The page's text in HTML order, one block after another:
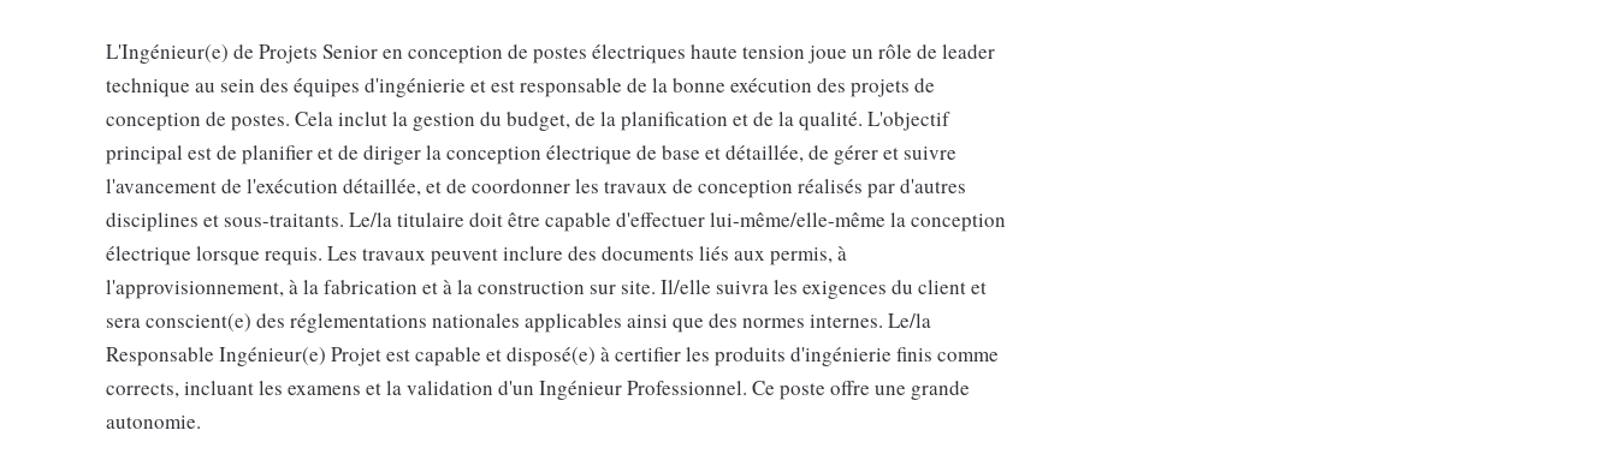
L'Ingénieur(e) de Projets Senior en conception de postes électriques haute tension joue un rôle de leader
technique au sein des équipes d'ingénierie et est responsable de la bonne exécution des projets de
conception de postes. Cela inclut la gestion du budget, de la planification et de la qualité. L'objectif
principal est de planifier et de diriger la conception électrique de base et détaillée, de gérer et suivre
l'avancement de l'exécution détaillée, et de coordonner les travaux de conception réalisés par d'autres
disciplines et sous-traitants. Le/la titulaire doit être capable d'effectuer lui-même/elle-même la conception
électrique lorsque requis. Les travaux peuvent inclure des documents liés aux permis, à
l'approvisionnement, à la fabrication et à la construction sur site. Il/elle suivra les exigences du client et
sera conscient(e) des réglementations nationales applicables ainsi que des normes internes. Le/la
Responsable Ingénieur(e) Projet est capable et disposé(e) à certifier les produits d'ingénierie finis comme
corrects, incluant les examens et la validation d'un Ingénieur Professionnel. Ce poste offre une grande
autonomie.